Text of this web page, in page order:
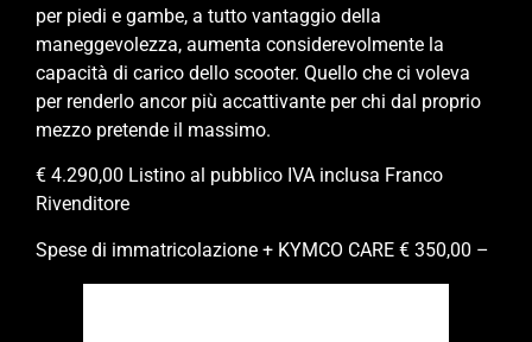
per piedi e gambe, a tutto vantaggio della
maneggevolezza, aumenta considerevolmente la
capacità di carico dello scooter. Quello che ci voleva
per renderlo ancor più accattivante per chi dal proprio
mezzo pretende il massimo.
€ 4.290,00 Listino al pubblico IVA inclusa Franco
Rivenditore
Spese di immatricolazione + KYMCO CARE € 350,00 –